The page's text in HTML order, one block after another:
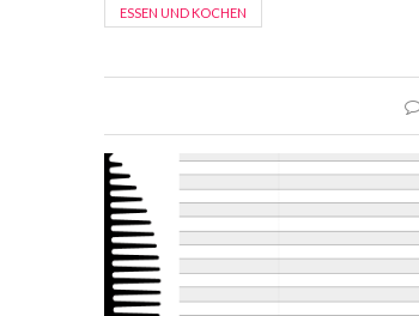
ESSEN UND KOCHEN